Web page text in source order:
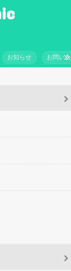
お知らせ お問い